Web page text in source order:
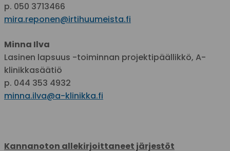
p. 050 3713466
mira.reponen@irtihuumeista.fi
Minna Ilva
Lasinen lapsuus -toiminnan projektipäällikkö, A-
klinikkasäätiö
p. 044 353 4932
minna.ilva@a-klinikka.fi
Kannanoton allekirjoittaneet järjestöt